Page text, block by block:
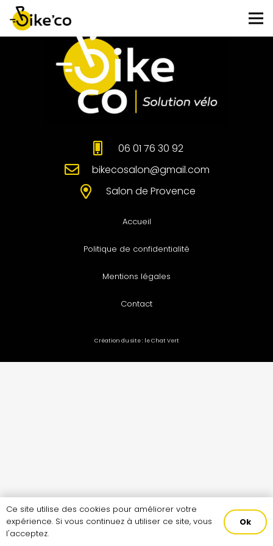
06 01 76 30 92
bikecosalon@gmail.com
Salon de Provence
Accueil
Politique de confidentialité
Mentions légales
Contact
Création du site : le Chat Vert
Ce site utilise des cookies pour améliorer votre
expérience. Si vous continuez à utiliser ce site, vous
l'acceptez.
Ok